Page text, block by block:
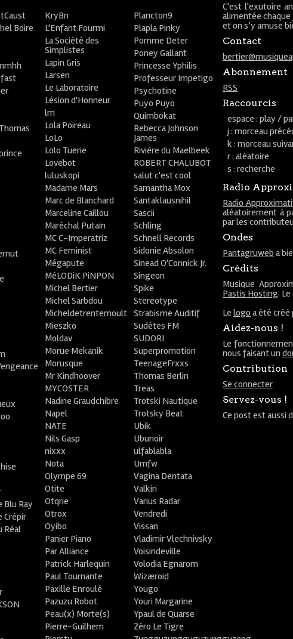
C'est l'exutoire
alimentée chaque
et on s’y amuse
Contact
Abonnement
RSS
Raccourcis
espace : play /
j : morceau
k : morceau
r : aléatoire
s : recherche
Radio
Radio
aléatoirement à
par les
Ondes
Pantagruweb a
Crédits
Musique
Pastis Hosting.
Le logo a été créé
Aidez-nous !
Le
nous faisant un
Contribution
Se connecter
Servez-vous !
Ce post est aussi
Boire
Blu Ray
Crépir
Réal
KryBn
L'Enfant Fourmi
La Société des
Simplistes
Lapin Gris
Larsen
Le Laboratoire
Lésion d'Honneur
lm
Lola Poireau
LoLo
Lolo Tuerie
Lovebot
luluskopi
Madame Mars
Marc de Blanchard
Marceline Caillou
Maréchal Putain
MC C-Imperatriz
MC Feminist
Mégapute
MéLODiK PiNPON
Michel Bertier
Michel Sarbdou
Micheldetrentemoult
Mieszko
Moldav
Morue Mekanik
Morusque
Mr Kindhoover
MYCOSTER
Nadine Graudchibre
Napel
NATE
Nils Gasp
nixxx
Nota
Olympe 69
Otite
Otqrie
Otrox
Oyibo
Panier Piano
Par Alliance
Patrick Harlequin
Paul Tournante
Paxille Enroulé
Pazuzu Robot
Peau(x) Morte(s)
Pierre-Guilhem
Plancton9
Plapla Pinky
Pomme Deter
Poney Gallant
Princesse Yphilis
Professeur Impetigo
Psychotine
Puyo Puyo
Quimbokat
Rebecca Johnson
James
Rivière du Maelbeek
ROBERT CHALUBOT
salut c'est cool
Samantha Mox
Santaklausnihil
Sascii
Schling
Schnell Records
Sidonie Absolon
Sinead O'Connick Jr.
Singeon
Spike
Stereotype
Strabisme Auditif
Sudètes FM
SUDORI
Superpromotion
TeenageFrxxs
Thomas Berlin
Treas
Trotski Nautique
Trotsky Beat
Ubik
Ubunoir
ulfablabla
Umfw
Vagina Dentata
Valkiri
Varius Radar
Vendredi
Vissan
Vladimir Vlechnivsky
Voisindeville
Volodia Egnarom
Wizæroid
Yougo
Youri Margarine
Ypaul de Quarse
Zéro Le Tigre